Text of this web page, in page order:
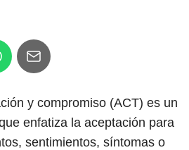
y compromiso (ACT) es un
enfatiza la aceptación para
sentimientos, síntomas o